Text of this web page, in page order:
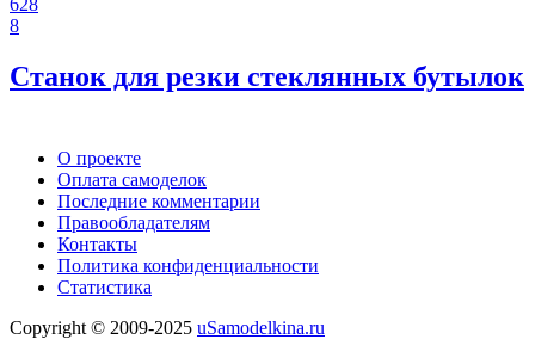
628
8
Станок для резки стеклянных бутылок
О проекте
Оплата самоделок
Последние комментарии
Правообладателям
Контакты
Политика конфиденциальности
Статистика
Copyright © 2009-2025 uSamodelkina.ru